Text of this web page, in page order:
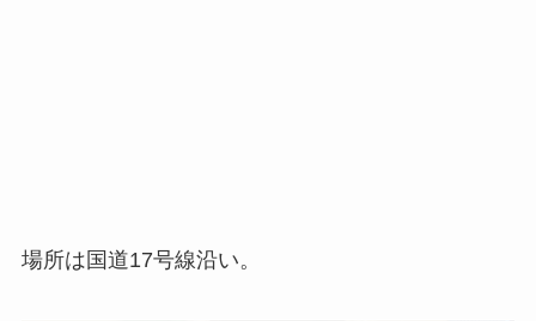
場所は国道17号線沿い。